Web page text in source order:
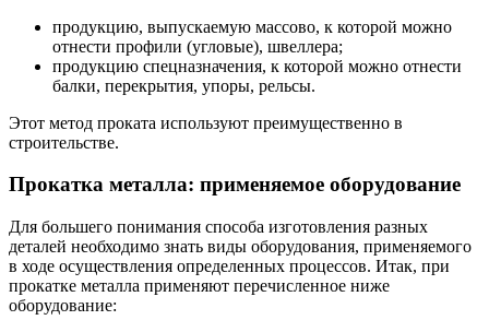
продукцию, выпускаемую массово, к которой можно
отнести профили (угловые), швеллера;
продукцию спецназначения, к которой можно отнести
балки, перекрытия, упоры, рельсы.
Этот метод проката используют преимущественно в
строительстве.
Прокатка металла: применяемое оборудование
Для большего понимания способа изготовления разных
деталей необходимо знать виды оборудования, применяемого
в ходе осуществления определенных процессов. Итак, при
прокатке металла применяют перечисленное ниже
оборудование: